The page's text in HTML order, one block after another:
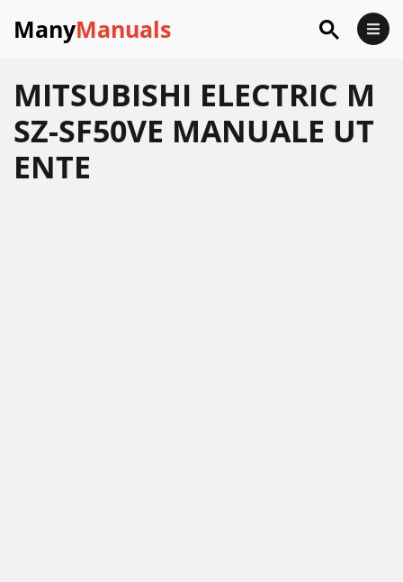
ManyManuals
MITSUBISHI ELECTRIC M
SZ-SF50VE MANUALE UT
ENTE